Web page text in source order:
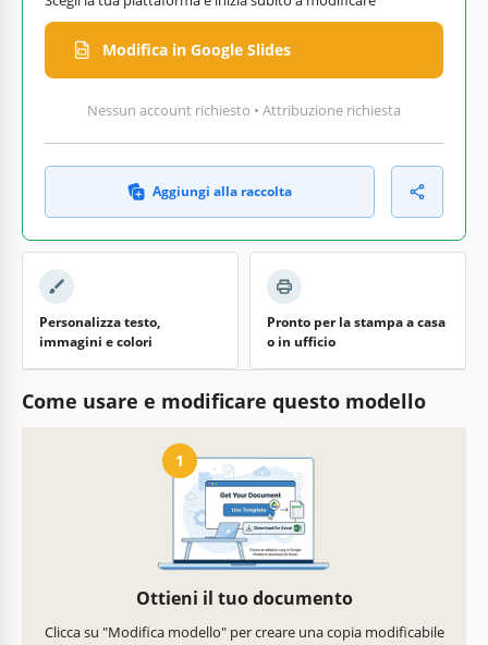
Modifica in Google Slides
Nessun account richiesto • Attribuzione richiesta
Aggiungi alla raccolta
Personalizza testo,
immagini e colori
Pronto per la stampa a casa
o in ufficio
Come usare e modificare questo modello
1
Ottieni il tuo documento
Clicca su "Modifica modello" per creare una copia modificabile